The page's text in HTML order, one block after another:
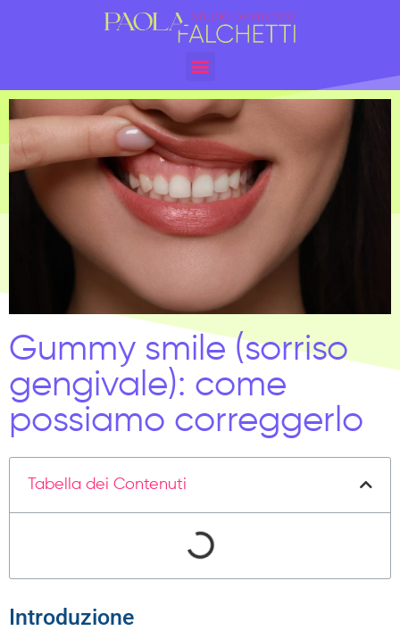
Gummy smile (sorriso
gengivale): come
possiamo correggerlo
Tabella dei Contenuti
Introduzione